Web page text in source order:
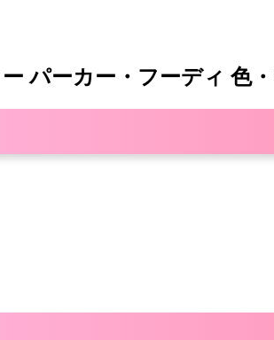
パーカー・フーディ 色